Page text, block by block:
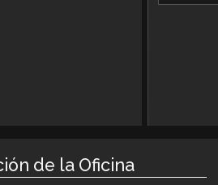
de la Oficina